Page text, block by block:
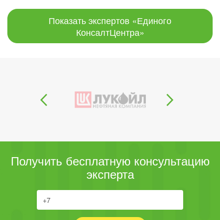
Показать экспертов «Единого
КонсалтЦентра»
Получить бесплатную консультацию
эксперта